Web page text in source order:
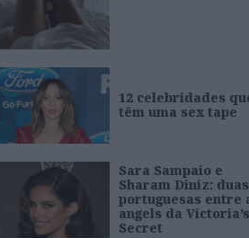
12 celebridades
têm uma sex tape
Sara Sampaio e
Sharam Diniz: duas
portuguesas entre
angels da Victoria’s
Secret